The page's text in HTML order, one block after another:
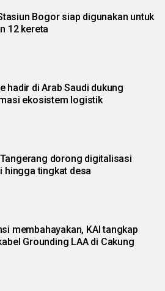
Bogor siap digunakan untuk
12 kereta
hadir di Arab Saudi dukung
ekosistem logistik
dorong digitalisasi
hingga tingkat desa
membahayakan, KAI tangkap
Grounding LAA di Cakung